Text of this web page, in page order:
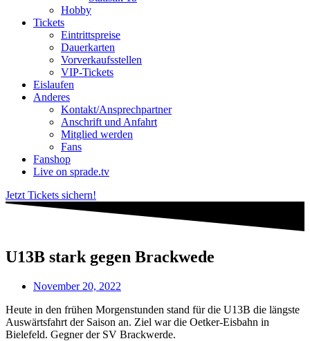
Hobby
Tickets
Eintrittspreise
Dauerkarten
Vorverkaufsstellen
VIP-Tickets
Eislaufen
Anderes
Kontakt/Ansprechpartner
Anschrift und Anfahrt
Mitglied werden
Fans
Fanshop
Live on sprade.tv
Jetzt Tickets sichern!
U13B stark gegen Brackwede
November 20, 2022
Heute in den frühen Morgenstunden stand für die U13B die längste
Auswärtsfahrt der Saison an. Ziel war die Oetker-Eisbahn in
Bielefeld. Gegner der SV Brackwerde.